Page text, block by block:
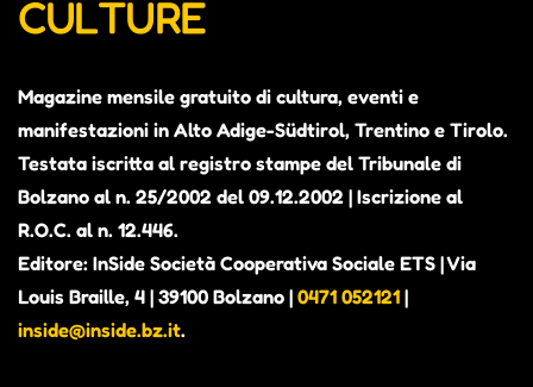
CULTURE
Magazine mensile gratuito di cultura, eventi e
manifestazioni in Alto Adige-Südtirol, Trentino e Tirolo.
Testata iscritta al registro stampe del Tribunale di
Bolzano al n. 25/2002 del 09.12.2002 | Iscrizione al
R.O.C. al n. 12.446.
Editore: InSide Società Cooperativa Sociale ETS | Via
Louis Braille, 4 | 39100 Bolzano | 0471 052121 |
inside@inside.bz.it.